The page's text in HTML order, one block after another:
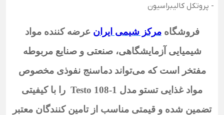
- پروتکل کالیبراسیون
فروشگاه مرکز شیمی ایران عرضه کننده مواد
شیمیایی آزمایشگاهی، صنعتی و صنایع مربوطه
مفتخر است که می‌تواند دماسنج نفوذی مخصوص
مواد غذایی تستو مدل Testo 108-1
را با کیفیتی
تضمین شده و قیمتی مناسب از تامین کنندگان معتبر